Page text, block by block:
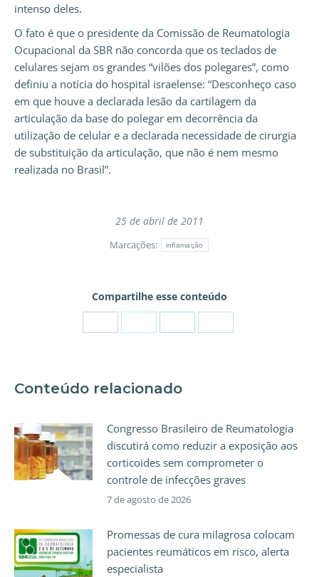
intenso deles.
O fato é que o presidente da Comissão de Reumatologia
Ocupacional da SBR não concorda que os teclados de
celulares sejam os grandes “vilões dos polegares”, como
definiu a notícia do hospital israelense: “Desconheço caso
em que houve a declarada lesão da cartilagem da
articulação da base do polegar em decorrência da
utilização de celular e a declarada necessidade de cirurgia
de substituição da articulação, que não é nem mesmo
realizada no Brasil”.
25 de abril de 2011
Marcações: inflamação
Compartilhe esse conteúdo
Conteúdo relacionado
Congresso Brasileiro de Reumatologia
discutirá como reduzir a exposição aos
corticoides sem comprometer o
controle de infecções graves
7 de agosto de 2026
Promessas de cura milagrosa colocam
pacientes reumáticos em risco, alerta
especialista